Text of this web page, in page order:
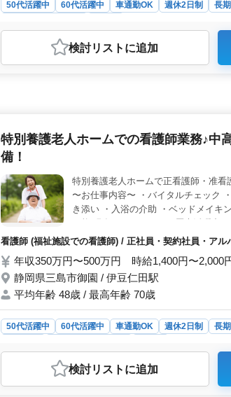
50代活躍中 60代活躍中 車通勤OK 週休2日制 長期
おすすめポイント
＜特別養護老人ホームでの看護師募集＞ 静岡県三
し、三島駅からも近く通勤しやすい環境です。
方々が新たに採用されることもあり、和やかな雰囲
検討リスト に追加
特別養護老人ホームでの看護師業務♪
備！
特別養護老人ホームで正看護師・准
〜お仕事内容〜 ・バイタルチェック
き添い ・入浴の介助 ・ベッドメイ
看護師 (福祉施設での看護師) / 正社員・契約社員・アル
年収350万円〜500万円 時給1,400円〜2,000
静岡県三島市御園 / 伊豆仁田駅
平均年齢 48歳 / 最高年齢 70歳
50代活躍中 60代活躍中 車通勤OK 週休2日制 長期
おすすめポイント
＜中高年活躍中◎夜勤なし◎駐車場完備！＞ 静岡
検討リスト に追加